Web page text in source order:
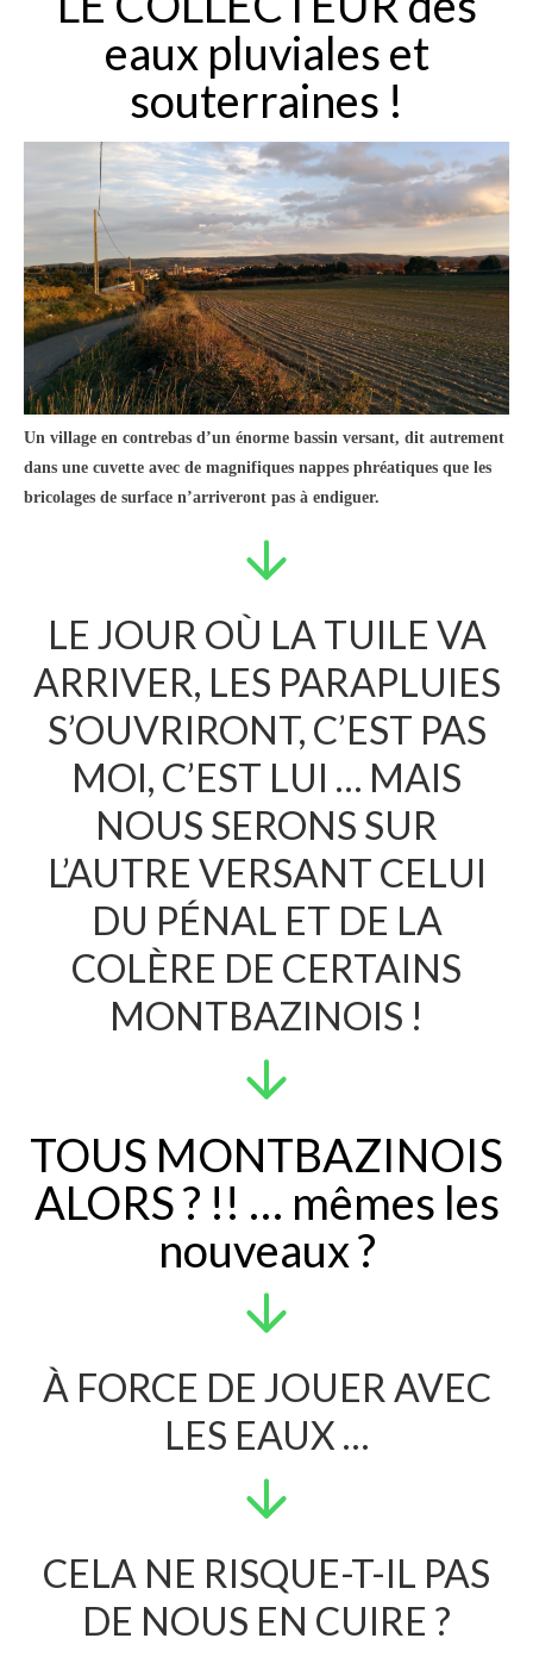
eaux pluviales et
souterraines !
Un village en contrebas d’un énorme bassin versant, dit autrement
dans une cuvette avec de magnifiques nappes phréatiques que les
bricolages de surface n’arriveront pas à endiguer.
LE JOUR OÙ LA TUILE VA
ARRIVER, LES PARAPLUIES
S’OUVRIRONT, C’EST PAS
MOI, C’EST LUI … MAIS
NOUS SERONS SUR
L’AUTRE VERSANT CELUI
DU PÉNAL ET DE LA
COLÈRE DE CERTAINS
MONTBAZINOIS !
TOUS MONTBAZINOIS
ALORS ? !! … mêmes les
nouveaux ?
À FORCE DE JOUER AVEC
LES EAUX …
CELA NE RISQUE-T-IL PAS
DE NOUS EN CUIRE ?